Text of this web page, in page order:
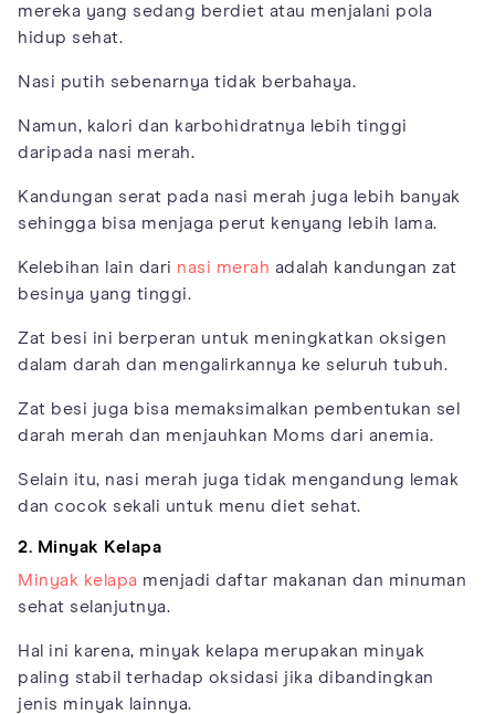
mereka yang sedang berdiet atau menjalani pola
hidup sehat.
Nasi putih sebenarnya tidak berbahaya.
Namun, kalori dan karbohidratnya lebih tinggi
daripada nasi merah.
Kandungan serat pada nasi merah juga lebih banyak
sehingga bisa menjaga perut kenyang lebih lama.
Kelebihan lain dari nasi merah adalah kandungan zat
besinya yang tinggi.
Zat besi ini berperan untuk meningkatkan oksigen
dalam darah dan mengalirkannya ke seluruh tubuh.
Zat besi juga bisa memaksimalkan pembentukan sel
darah merah dan menjauhkan Moms dari anemia.
Selain itu, nasi merah juga tidak mengandung lemak
dan cocok sekali untuk menu diet sehat.
2. Minyak Kelapa
Minyak kelapa menjadi daftar makanan dan minuman
sehat selanjutnya.
Hal ini karena, minyak kelapa merupakan minyak
paling stabil terhadap oksidasi jika dibandingkan
jenis minyak lainnya.